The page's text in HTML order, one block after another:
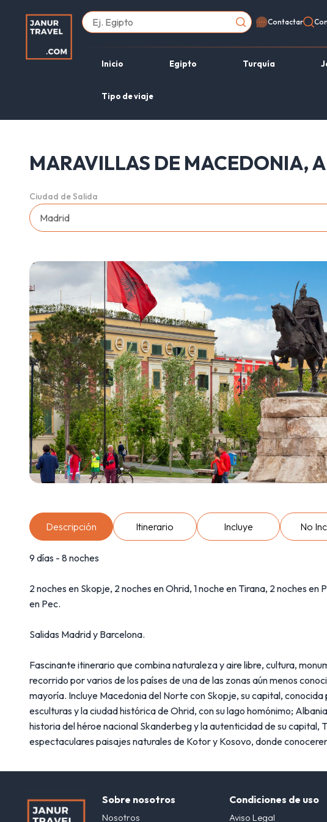
Contactar
Inicio Egipto Turquía
Tipo de viaje
MARAVILLAS DE MACEDONIA,
Ciudad de Salida
Descripción Itinerario Incluye No
9 días - 8 noches
2 noches en Skopje, 2 noches en Ohrid, 1 noche en Tirana, 2 noches en
en Pec.
Salidas Madrid y Barcelona.
Fascinante itinerario que combina naturaleza y aire libre, cultura,
recorrido por varios de los países de una de las zonas aún menos
mayoría. Incluye Macedonia del Norte con Skopje, su capital,
esculturas y la ciudad histórica de Ohrid, con su lago homónimo;
historia del héroe nacional Skanderbeg y la autenticidad de su capital,
espectaculares paisajes naturales de Kotor y Kosovo, donde
Sobre nosotros
Nosotros
Condiciones de uso
Aviso Legal